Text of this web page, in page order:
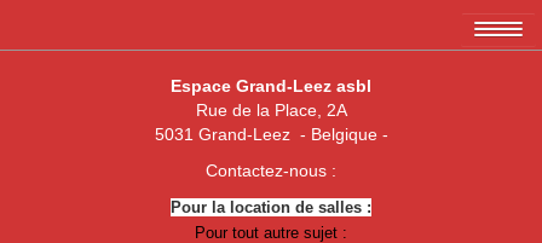
L'association EGL asbl
Amicale des 3 x 20
Espace Grand-Leez asbl
Rue de la Place, 2A
5031 Grand-Leez - Belgique -
Contactez-nous :
Pour la location de salles :
Pour tout autre sujet :